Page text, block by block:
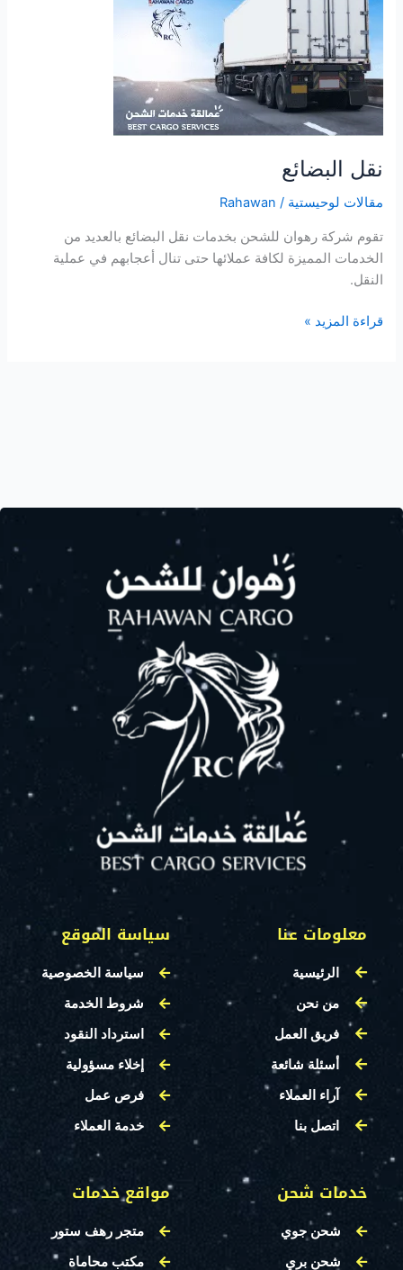
نقل البضائع
مقالات لوحيستية /
Rahawan
تقوم شركة رهوان للشحن بخدمات نقل البضائع بالعديد من
الخدمات المميزة لكافة عملائها حتى تنال أعجابهم في عملية
النقل.
قراءة المزيد »
معلومات عنا
الرئيسية
من نحن
فريق العمل
أسئلة شائعة
آراء العملاء
اتصل بنا
سياسة الموقع
سياسة الخصوصية
شروط الخدمة
استرداد النقود
إخلاء مسؤولية
فرص عمل
خدمة العملاء
خدمات شحن
شحن جوي
شحن بري
مواقع خدمات
متجر رهف ستور
مكتب محاماة